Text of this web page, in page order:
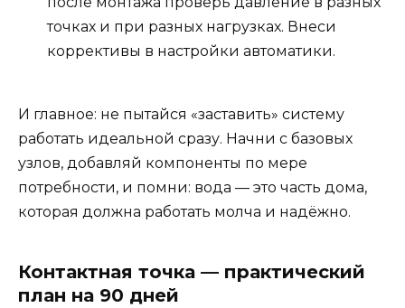
точках и при разных нагрузках. Внеси
коррективы в настройки автоматики.
И главное: не пытайся «заставить» систему
работать идеальной сразу. Начни с базовых
узлов, добавляй компоненты по мере
потребности, и помни: вода — это часть дома,
которая должна работать молча и надёжно.
Контактная точка — практический
план на 90 дней